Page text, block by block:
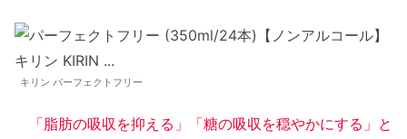
キリン パーフェクトフリー
「脂肪の吸収を抑える」「糖の吸収を穏やかにする」と